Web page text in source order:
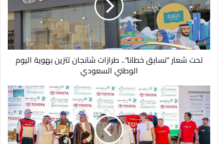
إ
ل
ك
ت
ر
تحت شعار "نسابق خطانا".. طرازات شانجان تتزين بهوية اليوم
الوطني السعودي